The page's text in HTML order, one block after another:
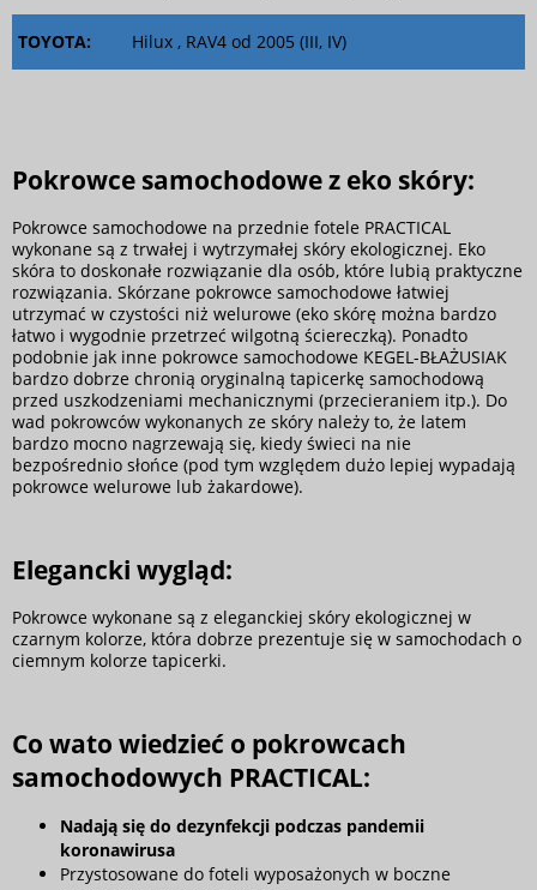
TOYOTA: Hilux , RAV4 od 2005 (III, IV)
Pokrowce samochodowe z eko skóry:
Pokrowce samochodowe na przednie fotele PRACTICAL
wykonane są z trwałej i wytrzymałej skóry ekologicznej. Eko
skóra to doskonałe rozwiązanie dla osób, które lubią praktyczne
rozwiązania. Skórzane pokrowce samochodowe łatwiej
utrzymać w czystości niż welurowe (eko skórę można bardzo
łatwo i wygodnie przetrzeć wilgotną ściereczką). Ponadto
podobnie jak inne pokrowce samochodowe KEGEL-BŁAŻUSIAK
bardzo dobrze chronią oryginalną tapicerkę samochodową
przed uszkodzeniami mechanicznymi (przecieraniem itp.). Do
wad pokrowców wykonanych ze skóry należy to, że latem
bardzo mocno nagrzewają się, kiedy świeci na nie
bezpośrednio słońce (pod tym względem dużo lepiej wypadają
pokrowce welurowe lub żakardowe).
Elegancki wygląd:
Pokrowce wykonane są z eleganckiej skóry ekologicznej w
czarnym kolorze, która dobrze prezentuje się w samochodach o
ciemnym kolorze tapicerki.
Co wato wiedzieć o pokrowcach
samochodowych PRACTICAL:
Nadają się do dezynfekcji podczas pandemii
koronawirusa
Przystosowane do foteli wyposażonych w boczne